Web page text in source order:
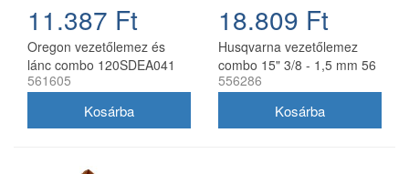
11.387 Ft
Oregon vezetőlemez és
lánc combo 120SDEA041
30 cm 3/8 1,3 mm 2x
561605
18.809 Ft
Husqvarna vezetőlemez
combo 15" 3/8 - 1,5 mm 56
szemes 2 db Oregon
556286